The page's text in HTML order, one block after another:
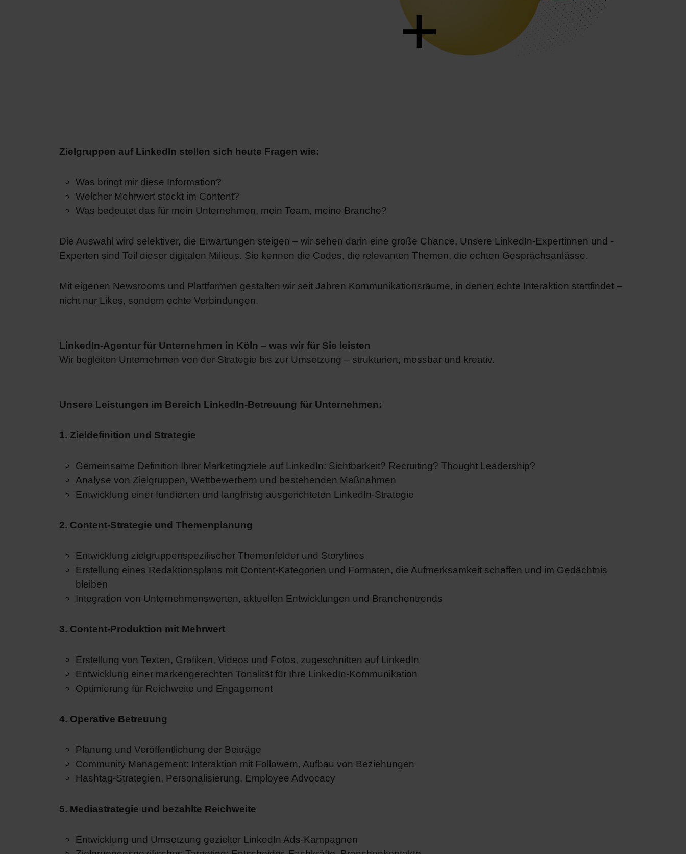
Zielgruppen auf LinkedIn stellen sich heute Fragen wie:
Was bringt mir diese Information?
Welcher Mehrwert steckt im Content?
Was bedeutet das für mein Unternehmen, mein Team, meine Branche?
Die Auswahl wird selektiver, die Erwartungen steigen – wir sehen darin eine große Chance. Unsere LinkedIn-Expertinnen und -
Experten sind Teil dieser digitalen Milieus. Sie kennen die Codes, die relevanten Themen, die echten Gesprächsanlässe.
Mit eigenen Newsrooms und Plattformen gestalten wir seit Jahren Kommunikationsräume, in denen echte Interaktion stattfindet –
nicht nur Likes, sondern echte Verbindungen.
LinkedIn-Agentur für Unternehmen in Köln – was wir für Sie leisten
Wir begleiten Unternehmen von der Strategie bis zur Umsetzung – strukturiert, messbar und kreativ.
Unsere Leistungen im Bereich LinkedIn-Betreuung für Unternehmen:
1. Zieldefinition und Strategie
Gemeinsame Definition Ihrer Marketingziele auf LinkedIn: Sichtbarkeit? Recruiting? Thought Leadership?
Analyse von Zielgruppen, Wettbewerbern und bestehenden Maßnahmen
Entwicklung einer fundierten und langfristig ausgerichteten LinkedIn-Strategie
2. Content-Strategie und Themenplanung
Entwicklung zielgruppenspezifischer Themenfelder und Storylines
Erstellung eines Redaktionsplans mit Content-Kategorien und Formaten, die Aufmerksamkeit schaffen und im Gedächtnis
bleiben
Integration von Unternehmenswerten, aktuellen Entwicklungen und Branchentrends
3. Content-Produktion mit Mehrwert
Erstellung von Texten, Grafiken, Videos und Fotos, zugeschnitten auf LinkedIn
Entwicklung einer markengerechten Tonalität für Ihre LinkedIn-Kommunikation
Optimierung für Reichweite und Engagement
4. Operative Betreuung
Planung und Veröffentlichung der Beiträge
Community Management: Interaktion mit Followern, Aufbau von Beziehungen
Hashtag-Strategien, Personalisierung, Employee Advocacy
5. Mediastrategie und bezahlte Reichweite
Entwicklung und Umsetzung gezielter LinkedIn Ads-Kampagnen